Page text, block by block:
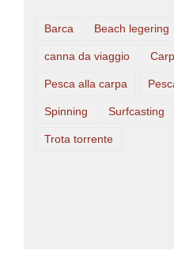
Barca Beach legering
canna da viaggio
Pesca alla carpa
Spinning Surfcasting
Trota torrente